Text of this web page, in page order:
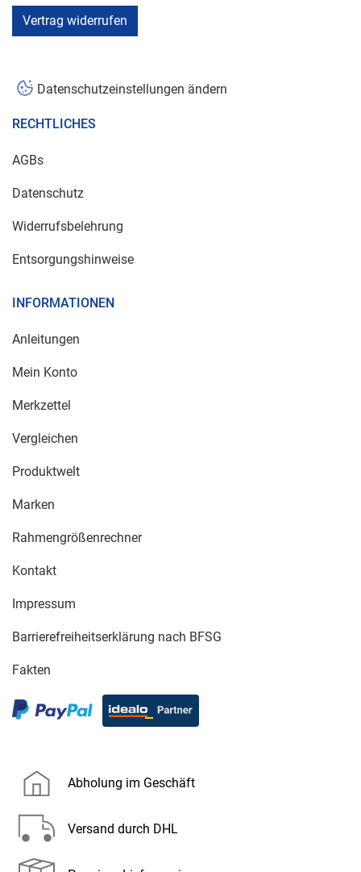
Vertrag widerrufen
Datenschutzeinstellungen ändern
RECHTLICHES
AGBs
Datenschutz
Widerrufsbelehrung
Entsorgungshinweise
INFORMATIONEN
Anleitungen
Mein Konto
Merkzettel
Vergleichen
Produktwelt
Marken
Rahmengrößenrechner
Kontakt
Impressum
Barrierefreiheitserklärung nach BFSG
Fakten
Abholung im Geschäft
Versand durch DHL